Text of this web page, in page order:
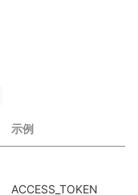
示例
ACCESS_TOKEN